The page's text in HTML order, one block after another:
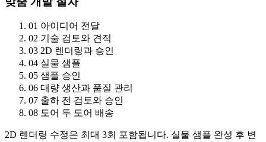
01 아이디어 전달
02 기술 검토와 견적
03 2D 렌더링과 승인
04 실물 샘플
05 샘플 승인
06 대량 생산과 품질 관리
07 출하 전 검토와 승인
08 도어 투 도어 배송
2D 렌더링 수정은 최대 3회 포함됩니다. 실물 샘플 완성 후 변